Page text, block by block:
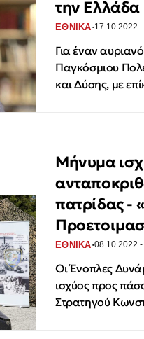
την Ελλάδα
ΕΘΝΙΚΑ·17.10.2022
Για έναν
Παγκόσμιου
και Δύσης, με
Μήνυμα
πατρίδας -
ΕΘΝΙΚΑ·08.10.2022
Οι Ένοπλες
ισχύος προς
Στρατηγού